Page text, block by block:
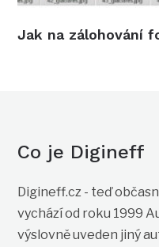
Jak na zálohování
Co je Digineff
Digineff.cz - teď
vychází od roku 1999
výslovně uveden jiný